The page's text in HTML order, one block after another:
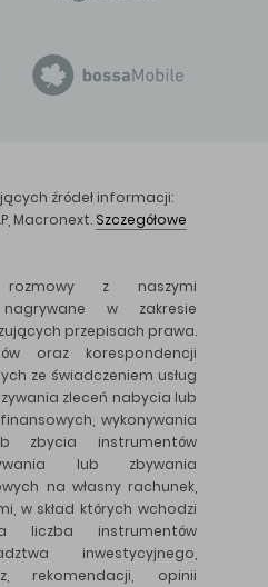
źródeł informacji:
Macronext. Szczegółowe
z naszymi
w zakresie
przepisach prawa.
oraz korespondencji
ze świadczeniem usług
zleceń nabycia lub
wykonywania
zbycia instrumentów
lub zbywania
na własny rachunek,
w skład których wchodzi
liczba instrumentów
inwestycyjnego,
rekomendacji, opinii